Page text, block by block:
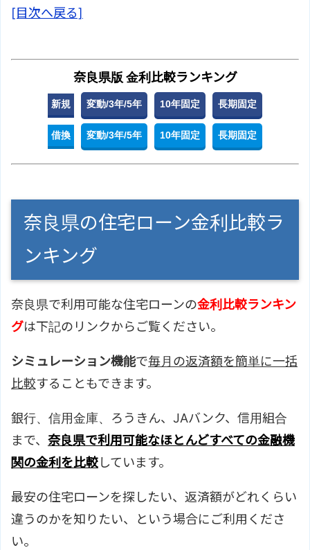
[目次へ戻る]
奈良県版 金利比較ランキング
新規 変動/3年/5年 10年固定 長期固定
借換 変動/3年/5年 10年固定 長期固定
奈良県の住宅ローン金利比較ラ
ンキング
奈良県で利用可能な住宅ローンの金利比較ランキン
グは下記のリンクからご覧ください。
シミュレーション機能で毎月の返済額を簡単に一括
比較することもできます。
銀行、信用金庫、ろうきん、JAバンク、信用組合
まで、 奈良県で利用可能なほとんどすべての金融機
関の金利を比較しています。
最安の住宅ローンを探したい、返済額がどれくらい
違うのかを知りたい、という場合にご利用くださ
い。